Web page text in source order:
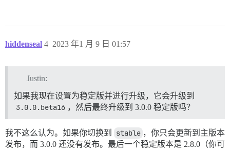
hiddenseal 2023 年1 月 9 日 01:57
4
Justin:
如果我现在设置为稳定版并进行升级，它会升级到
3.0.0.beta16 ，然后最终升级到 3.0.0 稳定版吗？
我不这么认为。如果你切换到 stable ，你只会更新到主版本
发布，而 3.0.0 还没有发布。最后一个稳定版本是 2.8.0（你可